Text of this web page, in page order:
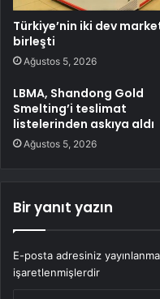
Türkiye’nin iki dev
birleşti
Ağustos 5, 2026
LBMA, Shandong Gold
Smelting’i teslimat
listelerinden askıya aldı
Ağustos 5, 2026
Bir yanıt yazın
E-posta adresiniz
işaretlenmişlerdir